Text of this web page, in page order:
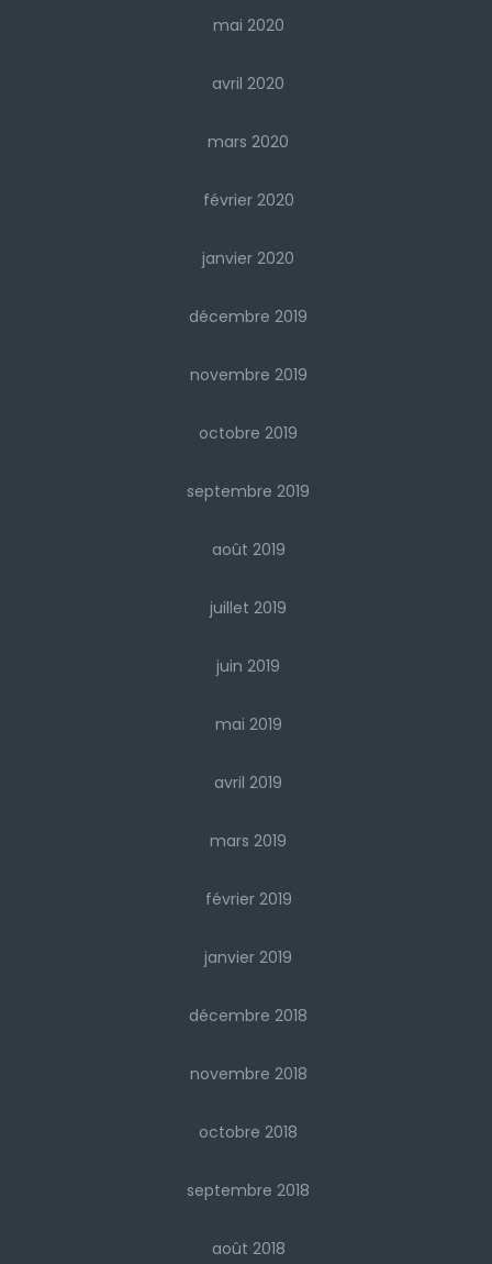
mai 2020
avril 2020
mars 2020
février 2020
janvier 2020
décembre 2019
novembre 2019
octobre 2019
septembre 2019
août 2019
juillet 2019
juin 2019
mai 2019
avril 2019
mars 2019
février 2019
janvier 2019
décembre 2018
novembre 2018
octobre 2018
septembre 2018
août 2018